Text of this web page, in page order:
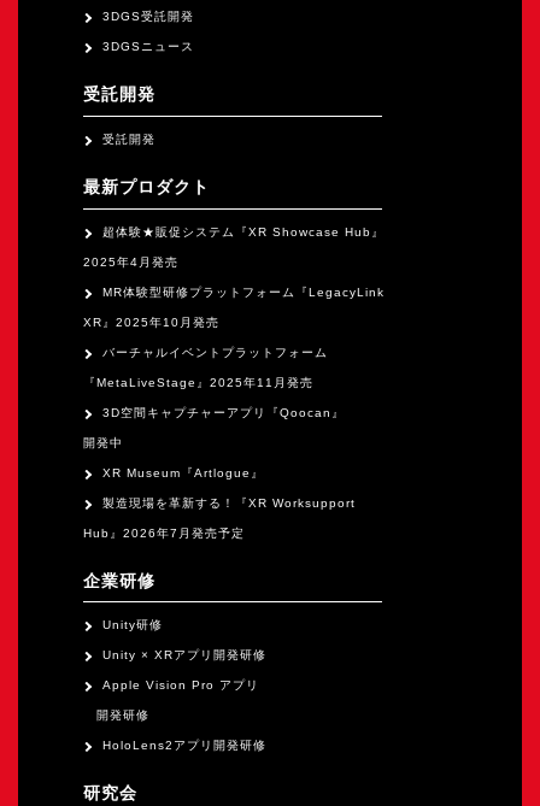
3DGS受託開発
3DGSニュース
受託開発
受託開発
最新プロダクト
超体験★販促システム『XR Showcase Hub』
2025年4月発売
MR体験型研修プラットフォーム『LegacyLink
XR』2025年10月発売
バーチャルイベントプラットフォーム
『MetaLiveStage』2025年11月発売
3D空間キャプチャーアプリ『Qoocan』
開発中
XR Museum『Artlogue』
製造現場を革新する！『XR Worksupport
Hub』2026年7月発売予定
企業研修
Unity研修
Unity × XRアプリ開発研修
Apple Vision Pro アプリ
開発研修
HoloLens2アプリ開発研修
研究会